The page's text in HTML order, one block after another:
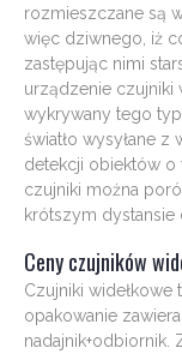
rozmieszczane są
więc dziwnego, iż
zastępując nimi
urządzenie czujniki
wykrywany tego
światło wysyłane
detekcji obiektów o
czujniki można
krótszym dystansie
Ceny czujników
Czujniki widełkowe
opakowanie
nadajnik+odbiornik.